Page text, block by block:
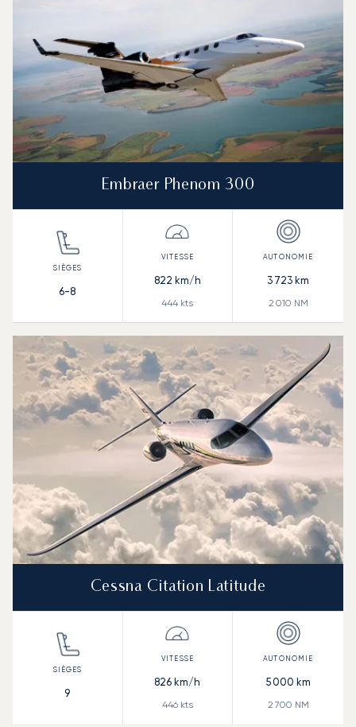
Embraer Phenom 300
6-8
822 km/h
444 kts
3 723 km
2 010 NM
Cessna Citation Latitude
9
826 km/h
446kts
5 000 km
2 700 NM